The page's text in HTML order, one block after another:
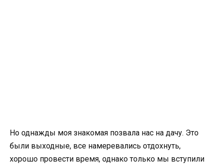
Но однажды моя знакомая позвала нас на дачу. Это
были выходные, все намеревались отдохнуть,
хорошо провести время, однако только мы вступили